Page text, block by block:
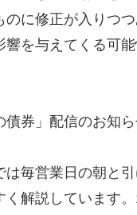
に修正が入りつ
を与えてくる可
券」配信のお知
は毎営業日の朝と
解説しています